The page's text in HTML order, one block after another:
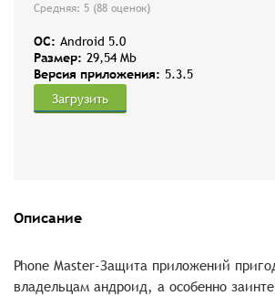
Средняя: 5 (88 оценок)
OC: Android 5.0
Размер: 29,54 Mb
Версия приложения: 5.3.5
Загрузить
Описание
Phone Master-Защита приложений
владельцам андроид, а особенно